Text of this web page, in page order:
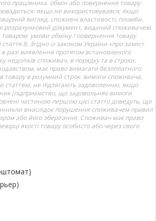
працівника. обмін або повернення товару
якщо не використовувався; якщо
вигляд, споживчі властивості, пломби,
розрахунковий документ, виданий споживачеві
умови обміну / повернення товару
8. Згідно із законом України «про захист
разі виявлення протягом встановленого
недоліків споживач, в порядку та в строки,
має право вимагати безоплатного
товару в розумний строк. вимоги споживача,
статтею, не підлягають задоволенню, якщо
(підприємство, що задовольняє вимоги
частиною першою цієї статті) доведуть, що
внаслідок порушення споживачем правил
або його зберігання. Споживач має право
якості товару особисто або через свого